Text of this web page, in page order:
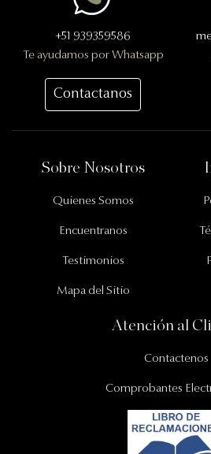
+51 939359586
Te ayudamos por Whatsapp
Contactanos
Información Importante
Sobre Nosotros
Quienes Somos
Encuentranos
Testimonios
Mapa del Sitio
Atención al
Contactenos
Comprobantes